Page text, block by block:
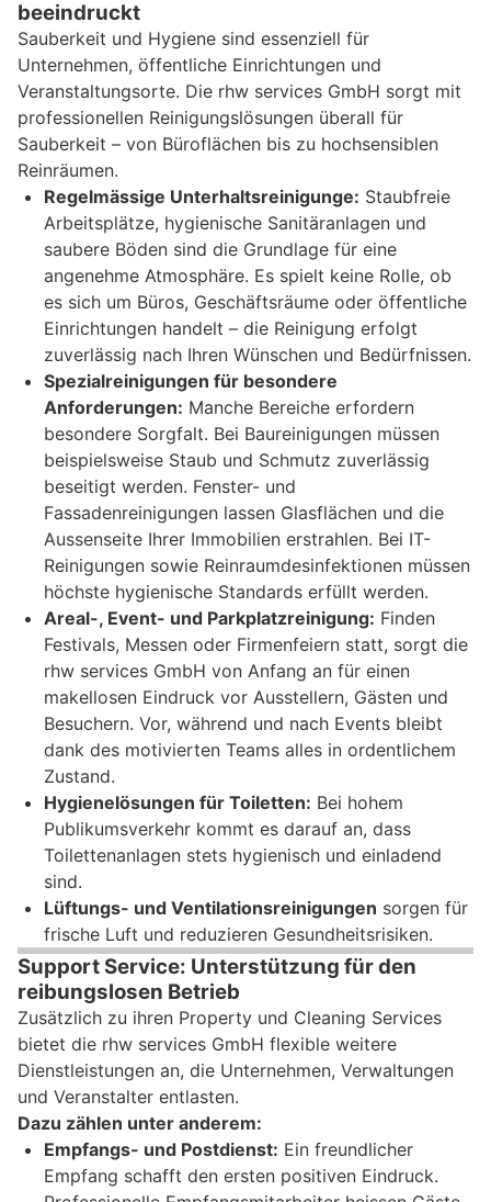
beeindruckt
Sauberkeit und Hygiene sind essenziell für
Unternehmen, öffentliche Einrichtungen und
Veranstaltungsorte. Die rhw services GmbH sorgt mit
professionellen Reinigungslösungen überall für
Sauberkeit – von Büroflächen bis zu hochsensiblen
Reinräumen.
Regelmässige Unterhaltsreinigunge: Staubfreie
Arbeitsplätze, hygienische Sanitäranlagen und
saubere Böden sind die Grundlage für eine
angenehme Atmosphäre. Es spielt keine Rolle, ob
es sich um Büros, Geschäftsräume oder öffentliche
Einrichtungen handelt – die Reinigung erfolgt
zuverlässig nach Ihren Wünschen und Bedürfnissen.
Spezialreinigungen für besondere
Anforderungen: Manche Bereiche erfordern
besondere Sorgfalt. Bei Baureinigungen müssen
beispielsweise Staub und Schmutz zuverlässig
beseitigt werden. Fenster- und
Fassadenreinigungen lassen Glasflächen und die
Aussenseite Ihrer Immobilien erstrahlen. Bei IT-
Reinigungen sowie Reinraumdesinfektionen müssen
höchste hygienische Standards erfüllt werden.
Areal-, Event- und Parkplatzreinigung: Finden
Festivals, Messen oder Firmenfeiern statt, sorgt die
rhw services GmbH von Anfang an für einen
makellosen Eindruck vor Ausstellern, Gästen und
Besuchern. Vor, während und nach Events bleibt
dank des motivierten Teams alles in ordentlichem
Zustand.
Hygienelösungen für Toiletten: Bei hohem
Publikumsverkehr kommt es darauf an, dass
Toilettenanlagen stets hygienisch und einladend
sind.
Lüftungs- und Ventilationsreinigungen sorgen für
frische Luft und reduzieren Gesundheitsrisiken.
Support Service: Unterstützung für den
reibungslosen Betrieb
Zusätzlich zu ihren Property und Cleaning Services
bietet die rhw services GmbH flexible weitere
Dienstleistungen an, die Unternehmen, Verwaltungen
und Veranstalter entlasten.
Dazu zählen unter anderem:
Empfangs- und Postdienst: Ein freundlicher
Empfang schafft den ersten positiven Eindruck.